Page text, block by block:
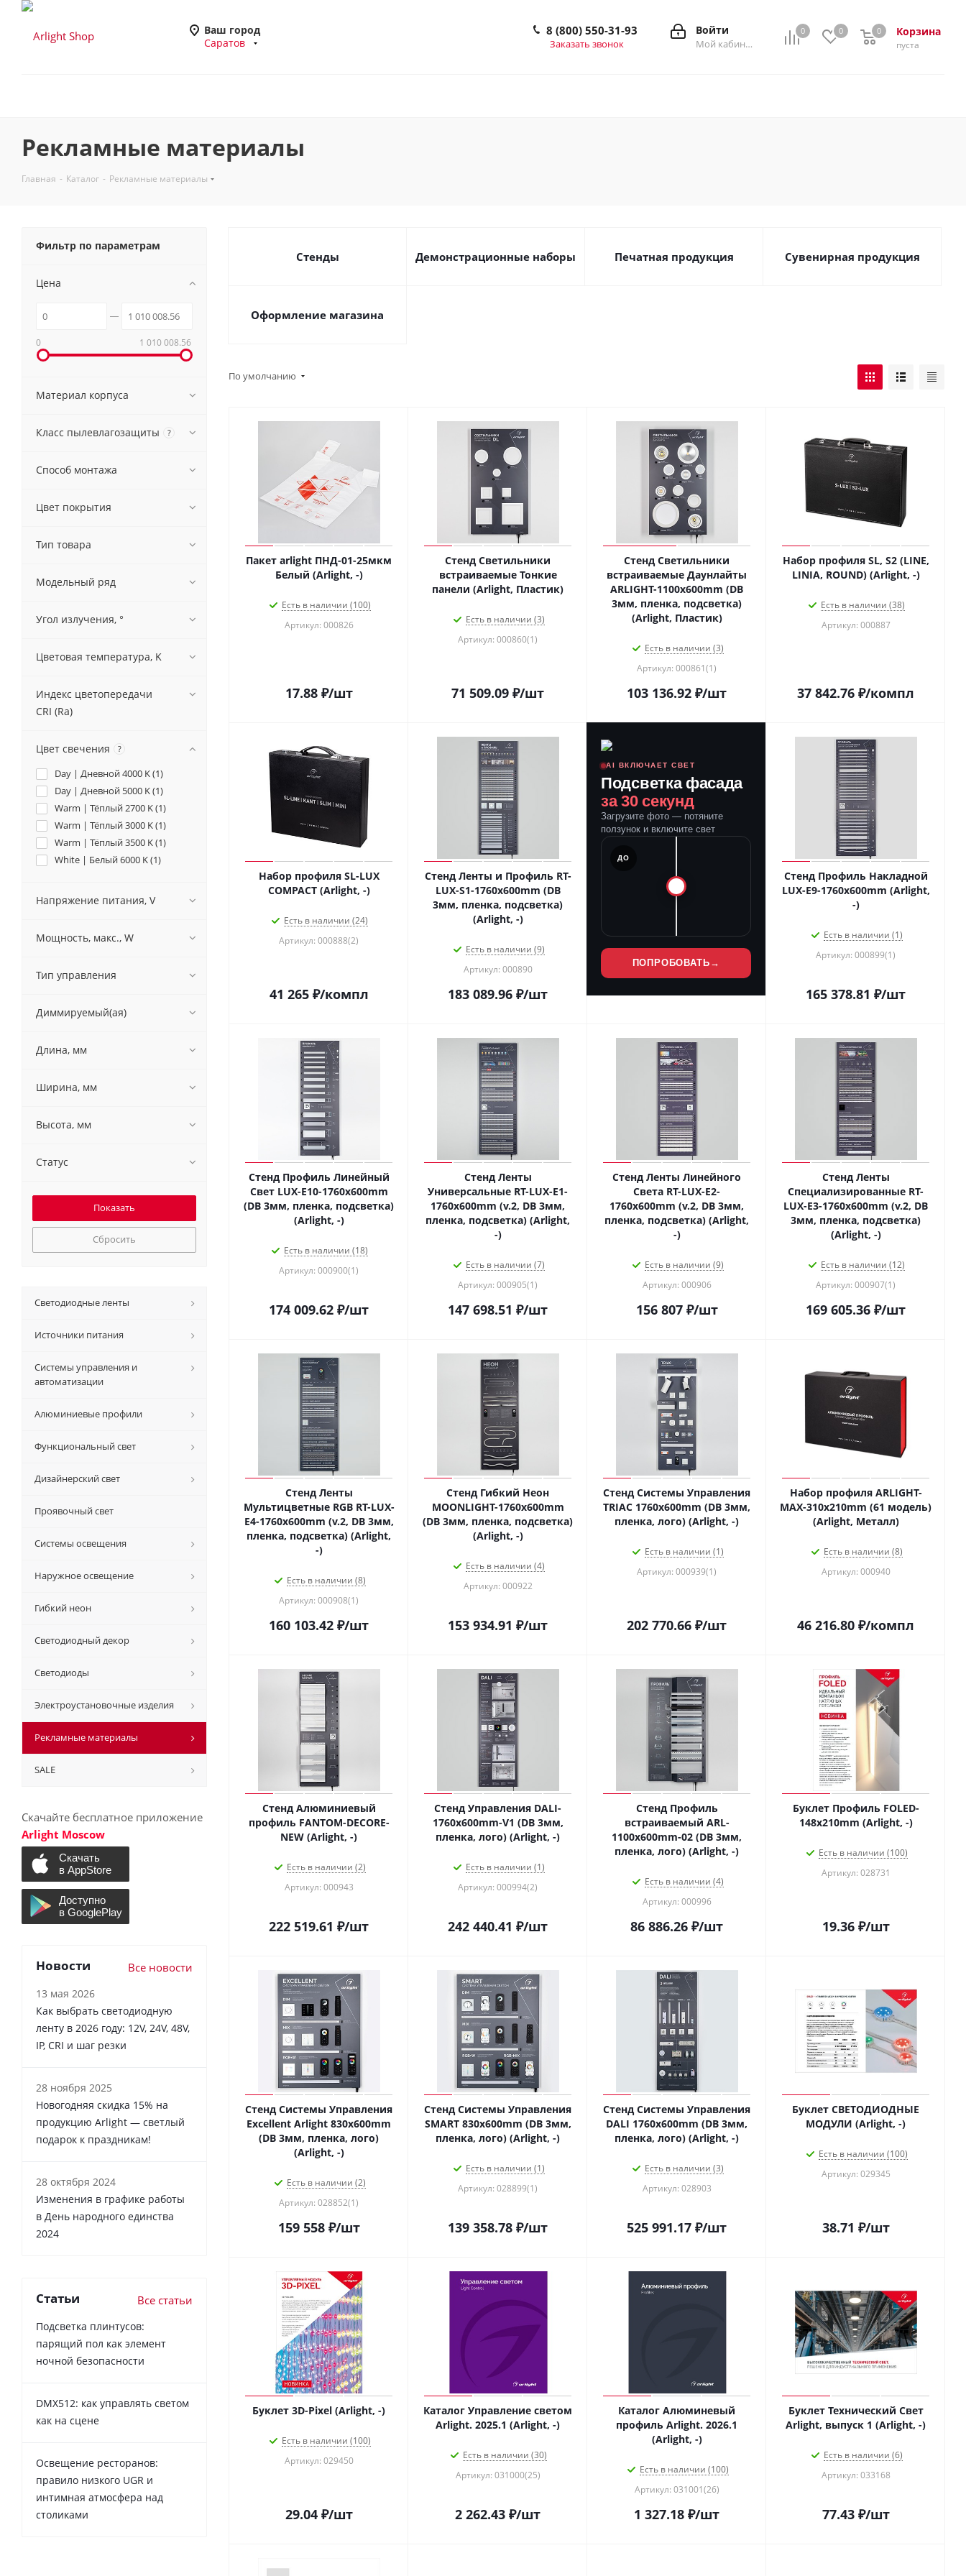
Ваш город
Саратов
0 0 Корзина
0
пуста
0
Войти
Мой кабинет
8 (800) 550-31-93
Заказать звонок
Рекламные материалы
Главная - Каталог - Рекламные материалы
Стенды Демонстрационные наборы Печатная продукция Сувенирная продукция
Оформление магазина
По умолчанию
Пакет arlight ПНД-01-25мкм
Белый (Arlight, -)
Есть в наличии (100)
Артикул: 000826
17.88₽/шт
Стенд Светильники
встраиваемые Тонкие
панели (Arlight, Пластик)
Есть в наличии (3)
Артикул: 000860(1)
71 509.09 ₽/шт
Стенд Светильники
встраиваемые Даунлайты
ARLIGHT-1100x600mm (DB
3мм, пленка, подсветка)
(Arlight, Пластик)
Есть в наличии (3)
Артикул: 000861(1)
103 136.92 ₽/шт
Набор профиля SL, S2 (LINE,
LINIA, ROUND) (Arlight, -)
Есть в наличии (38)
Артикул: 000887
37 842.76 ₽/компл
Набор профиля SL-LUX
COMPACT (Arlight, -)
Есть в наличии (24)
Артикул: 000888(2)
41 265₽/компл
Стенд Ленты и Профиль RT-
LUX-S1-1760x600mm (DB
3мм, пленка, подсветка)
(Arlight, -)
Есть в наличии (9)
Артикул: 000890
183 089.96 ₽/шт
AI ВКЛЮЧАЕТ СВЕТ
Подсветка фасада
за 30 секунд
Загрузите фото — потяните
ползунок и включите свет
ДО
ПОСЛЕ
ПОПРОБОВАТЬ →
Стенд Профиль Накладной
LUX-E9-1760x600mm (Arlight,
-)
Есть в наличии (1)
Артикул: 000899(1)
165 378.81 ₽/шт
Стенд Профиль Линейный
Свет LUX-E10-1760x600mm
(DB 3мм, пленка, подсветка)
(Arlight, -)
Есть в наличии (18)
Артикул: 000900(1)
174 009.62 ₽/шт
Стенд Ленты
Универсальные RT-LUX-E1-
1760x600mm (v.2, DB 3мм,
пленка, подсветка) (Arlight,
-)
Есть в наличии (7)
Артикул: 000905(1)
147 698.51 ₽/шт
Стенд Ленты Линейного
Света RT-LUX-E2-
1760x600mm (v.2, DB 3мм,
пленка, подсветка) (Arlight,
-)
Есть в наличии (9)
Артикул: 000906
156 807₽/шт
Стенд Ленты
Специализированные RT-
LUX-E3-1760x600mm (v.2, DB
3мм, пленка, подсветка)
(Arlight, -)
Есть в наличии (12)
Артикул: 000907(1)
169 605.36 ₽/шт
Стенд Ленты
Мультицветные RGB RT-LUX-
E4-1760x600mm (v.2, DB 3мм,
пленка, подсветка) (Arlight,
-)
Есть в наличии (8)
Артикул: 000908(1)
160 103.42 ₽/шт
Стенд Гибкий Неон
MOONLIGHT-1760x600mm
(DB 3мм, пленка, подсветка)
(Arlight, -)
Есть в наличии (4)
Артикул: 000922
153 934.91 ₽/шт
Стенд Системы Управления
TRIAC 1760x600mm (DB 3мм,
пленка, лого) (Arlight, -)
Есть в наличии (1)
Артикул: 000939(1)
202 770.66 ₽/шт
Набор профиля ARLIGHT-
MAX-310х210mm (61 модель)
(Arlight, Металл)
Есть в наличии (8)
Артикул: 000940
46 216.80 ₽/компл
Стенд Алюминиевый
профиль FANTOM-DECORE-
NEW (Arlight, -)
Есть в наличии (2)
Артикул: 000943
222 519.61 ₽/шт
Стенд Управления DALI-
1760х600mm-V1 (DB 3мм,
пленка, лого) (Arlight, -)
Есть в наличии (1)
Артикул: 000994(2)
242 440.41 ₽/шт
Стенд Профиль
встраиваемый ARL-
1100x600mm-02 (DB 3мм,
пленка, лого) (Arlight, -)
Есть в наличии (4)
Артикул: 000996
86 886.26 ₽/шт
Буклет Профиль FOLED-
148х210mm (Arlight, -)
Есть в наличии (100)
Артикул: 028731
19.36₽/шт
Стенд Системы Управления
Excellent Arlight 830x600mm
(DB 3мм, пленка, лого)
(Arlight, -)
Есть в наличии (2)
Артикул: 028852(1)
159 558₽/шт
Стенд Системы Управления
SMART 830x600mm (DB 3мм,
пленка, лого) (Arlight, -)
Есть в наличии (1)
Артикул: 028899(1)
139 358.78 ₽/шт
Стенд Системы Управления
DALI 1760x600mm (DB 3мм,
пленка, лого) (Arlight, -)
Есть в наличии (3)
Артикул: 028903
525 991.17 ₽/шт
Буклет СВЕТОДИОДНЫЕ
МОДУЛИ (Arlight, -)
Есть в наличии (100)
Артикул: 029345
38.71 ₽/шт
Буклет 3D-Pixel (Arlight, -)
Есть в наличии (100)
Артикул: 029450
29.04₽/шт
Каталог Управление светом
Arlight. 2025.1 (Arlight, -)
Есть в наличии (30)
Артикул: 031000(25)
2 262.43 ₽/шт
Каталог Алюминевый
профиль Arlight. 2026.1
(Arlight, -)
Есть в наличии (100)
Артикул: 031001(26)
1 327.18 ₽/шт
Буклет Технический Свет
Arlight, выпуск 1 (Arlight, -)
Есть в наличии (6)
Артикул: 033168
77.43₽/шт
Фильтр по параметрам
Цена
0 1 010 008.56
Материал корпуса
Класс пылевлагозащиты ?
Способ монтажа
Цвет покрытия
Тип товара
Модельный ряд
Угол излучения, °
Цветовая температура, K
Индекс цветопередачи
CRI (Ra)
Цвет свечения ?
Day | Дневной 4000 K (1)
Day | Дневной 5000 K (1)
Warm | Тёплый 2700 K (1)
Warm | Тёплый 3000 K (1)
Warm | Тёплый 3500 K (1)
White | Белый 6000 K (1)
Напряжение питания, V
Мощность, макс., W
Тип управления
Диммируемый(ая)
Длина, мм
Ширина, мм
Высота, мм
Статус
Сбросить
Светодиодные ленты
Источники питания
Системы управления и
автоматизации
Алюминиевые профили
Функциональный свет
Дизайнерский свет
Проявочный свет
Системы освещения
Наружное освещение
Гибкий неон
Светодиодный декор
Светодиоды
Электроустановочные изделия
Рекламные материалы
SALE
Скачайте бесплатное приложение
Arlight Moscow
Новости Все новости
13 мая 2026
Как выбрать светодиодную
ленту в 2026 году: 12V, 24V, 48V,
IP, CRI и шаг резки
28 ноября 2025
Новогодняя скидка 15% на
продукцию Arlight — светлый
подарок к праздникам!
28 октября 2024
Изменения в графике работы
в День народного единства
2024
Статьи Все статьи
Подсветка плинтусов:
парящий пол как элемент
ночной безопасности
DMX512: как управлять светом
как на сцене
Освещение ресторанов:
правило низкого UGR и
интимная атмосфера над
столиками